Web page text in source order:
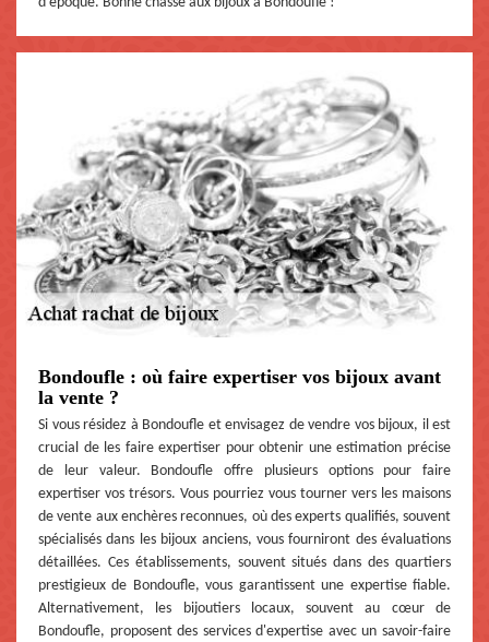
Bondoufle : où faire expertiser vos bijoux avant
la vente ?
Si vous résidez à Bondoufle et envisagez de vendre vos bijoux, il est
crucial de les faire expertiser pour obtenir une estimation précise
de leur valeur. Bondoufle offre plusieurs options pour faire
expertiser vos trésors. Vous pourriez vous tourner vers les maisons
de vente aux enchères reconnues, où des experts qualifiés, souvent
spécialisés dans les bijoux anciens, vous fourniront des évaluations
détaillées. Ces établissements, souvent situés dans des quartiers
prestigieux de Bondoufle, vous garantissent une expertise fiable.
Alternativement, les bijoutiers locaux, souvent au cœur de
Bondoufle, proposent des services d'expertise avec un savoir-faire